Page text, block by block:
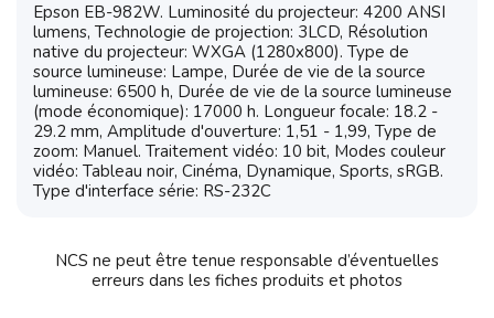
Epson EB-982W. Luminosité du projecteur: 4200 ANSI
lumens, Technologie de projection: 3LCD, Résolution
native du projecteur: WXGA (1280x800). Type de
source lumineuse: Lampe, Durée de vie de la source
lumineuse: 6500 h, Durée de vie de la source lumineuse
(mode économique): 17000 h. Longueur focale: 18.2 -
29.2 mm, Amplitude d'ouverture: 1,51 - 1,99, Type de
zoom: Manuel. Traitement vidéo: 10 bit, Modes couleur
vidéo: Tableau noir, Cinéma, Dynamique, Sports, sRGB.
Type d'interface série: RS-232C
NCS ne peut être tenue responsable d’éventuelles
erreurs dans les fiches produits et photos